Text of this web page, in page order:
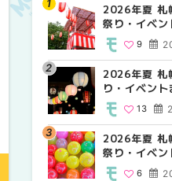
2026年夏 札
祭り・イベ
MouLa9
2026年夏 札
り・イベン
MouLa13
2026年夏 札
祭り・イベ
MouLa6